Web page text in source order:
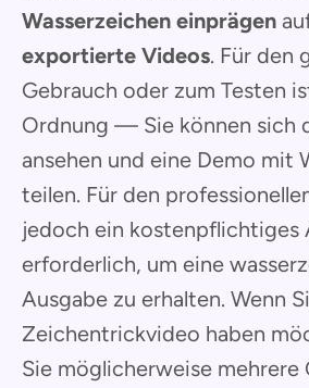
Wasserzeichen einprägen
exportierte Videos. Für den
Gebrauch oder zum Testen
Ordnung — Sie können sich
ansehen und eine Demo mit
teilen. Für den
jedoch ein kostenpflichtiges
erforderlich, um eine
Ausgabe zu erhalten. Wenn
Zeichentrickvideo haben
Sie möglicherweise mehrere